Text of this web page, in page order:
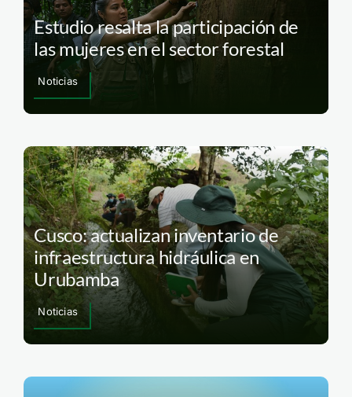
Estudio resalta la participación de
las mujeres en el sector forestal
Noticias
Cusco: actualizan inventario de
infraestructura hidráulica en
Urubamba
Noticias